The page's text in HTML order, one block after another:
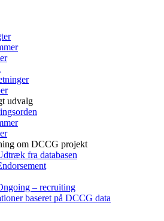
udvalg
om DCCG projekt
fra databasen
– recruiting
baseret på DCCG data